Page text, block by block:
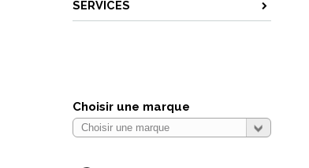
SERVICES
Choisir une marque